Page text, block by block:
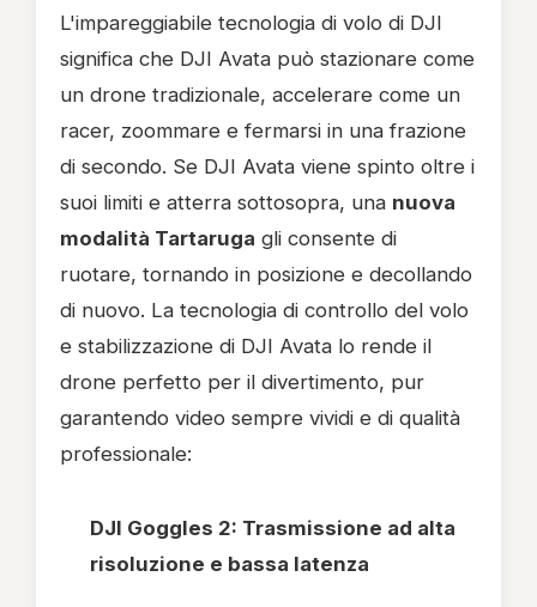
L'impareggiabile tecnologia di volo di DJI
significa che DJI Avata può stazionare come
un drone tradizionale, accelerare come un
racer, zoommare e fermarsi in una frazione
di secondo. Se DJI Avata viene spinto oltre i
suoi limiti e atterra sottosopra, una nuova
modalità Tartaruga gli consente di
ruotare, tornando in posizione e decollando
di nuovo. La tecnologia di controllo del volo
e stabilizzazione di DJI Avata lo rende il
drone perfetto per il divertimento, pur
garantendo video sempre vividi e di qualità
professionale:
DJI Goggles 2: Trasmissione ad alta
risoluzione e bassa latenza